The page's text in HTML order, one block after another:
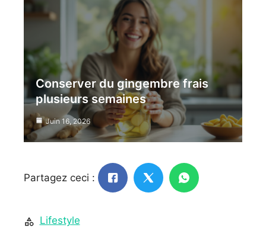
Conserver du gingembre frais
plusieurs semaines
Juin 16, 2026
Partagez ceci :
Lifestyle